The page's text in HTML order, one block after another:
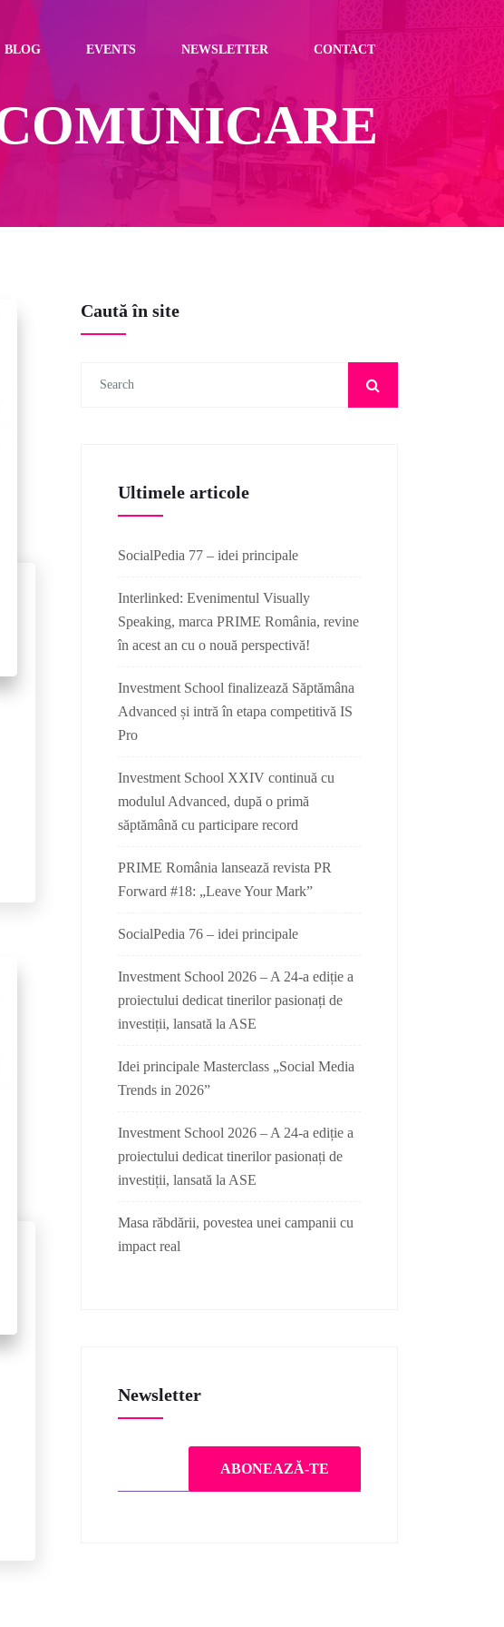
BLOG EVENTS NEWSLETTER CONTACT
Caută în site
Ultimele articole
SocialPedia 77 – idei principale
Interlinked: Evenimentul Visually
Speaking, marca PRIME România, revine
în acest an cu o nouă perspectivă!
Investment School finalizează Săptămâna
Advanced și intră în etapa competitivă IS
Pro
Investment School XXIV continuă cu
modulul Advanced, după o primă
săptămână cu participare record
PRIME România lansează revista PR
Forward #18: „Leave Your Mark”
SocialPedia 76 – idei principale
Investment School 2026 – A 24-a ediție a
proiectului dedicat tinerilor pasionați de
investiții, lansată la ASE
Idei principale Masterclass „Social Media
Trends in 2026”
Investment School 2026 – A 24-a ediție a
proiectului dedicat tinerilor pasionați de
investiții, lansată la ASE
Masa răbdării, povestea unei campanii cu
impact real
Newsletter